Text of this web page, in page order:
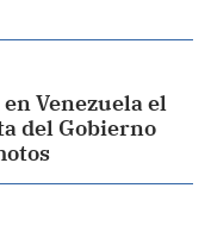
Venezuela el
del Gobierno